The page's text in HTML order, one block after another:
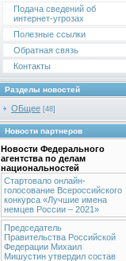
Подача сведений об
интернет-угрозах
Полезные ссылки
Обратная связь
Контакты
Разделы новостей
ОБщее [48]
Новости партнеров
Новости Федерального
агентства по делам
национальностей
Стартовало онлайн-
голосование Всероссийского
конкурса «Лучшие имена
немцев России – 2021»
Председатель
Правительства Российской
Федерации Михаил
Мишустин утвердил состав